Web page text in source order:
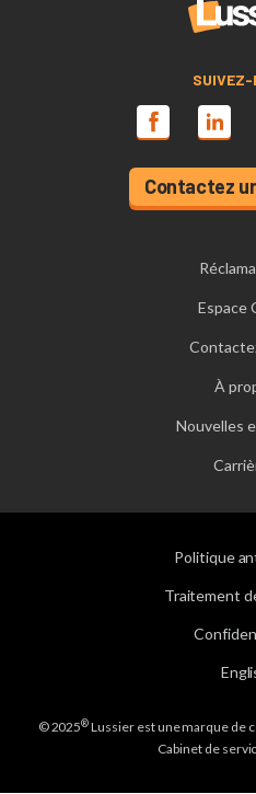
SUIVEZ-
Contactez
Espace
À
Nouvelles
Politique
Traitement
© 2025®Lussier est une marque de
Cabinet de